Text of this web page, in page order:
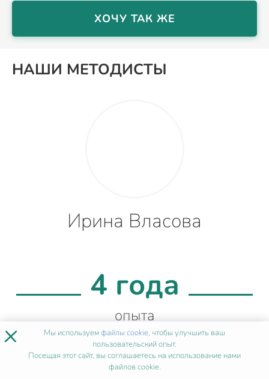
ХОЧУ ТАК ЖЕ
НАШИ МЕТОДИСТЫ
Ирина Власова
4 года
опыта
× Мы используемфайлы cookie, чтобы улучшить ваш
пользовательский опыт.
Посещая этот сайт, вы соглашаетесь на использование нами
файлов cookie.